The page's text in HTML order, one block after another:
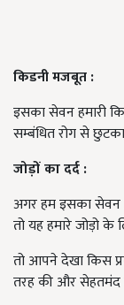
किडनीमजबूत:
इसका सेवन हमारी
सम्बंधित रोग से
जोड़ोंकादर्द:
अगर हम इसका सेवन
तो यह हमारे जोड़ो के
तो आपने देखा किस
तरह की और सेहतमंद